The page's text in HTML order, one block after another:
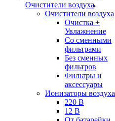
Очистители воздуха
Очистители воздуха
Очистка +
Увлажнение
Cо сменными
фильтрами
Без сменных
фильтров
Фильтры и
аксессуары
Ионизаторы воздуха
220 В
12 В